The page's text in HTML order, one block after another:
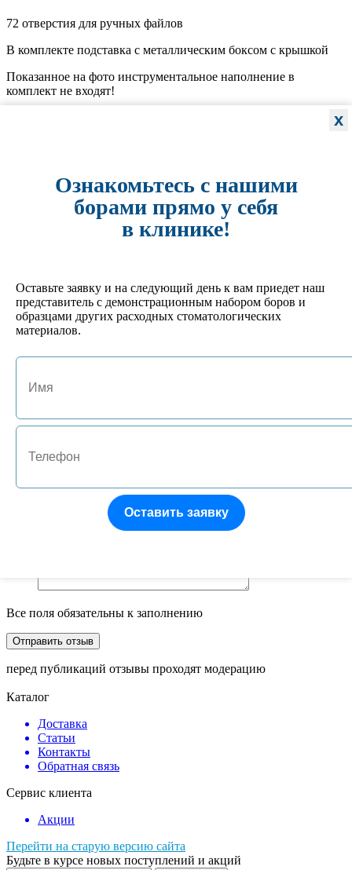
72 отверстия для ручных файлов
В комплекте подставка с металлическим боксом с крышкой
Показанное на фото инструментальное наполнение в
комплект не входят!
в один клик
Характеристики
Отзывы: 0
Имя
E-mail
Оцените товар:
Наберите текст, изображённый на картинке
Все поля обязательны к заполнению
перед публикаций отзывы проходят модерацию
Каталог
Доставка
Статьи
Контакты
Обратная связь
Сервис клиента
Акции
Перейти на старую версию сайта
Будьте в курсе новых поступлений и акций
x
Ознакомьтесь с нашими
борами прямо у себя
в клинике!
Оставьте заявку и на следующий день к вам приедет наш
представитель с демонстрационным набором боров и
образцами других расходных стоматологических
материалов.
Оставить заявку